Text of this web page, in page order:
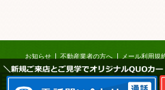
＼新規ご来店とご見学でオリジナルQUOカ
お知らせ 不動産業者の方へ メール利用規